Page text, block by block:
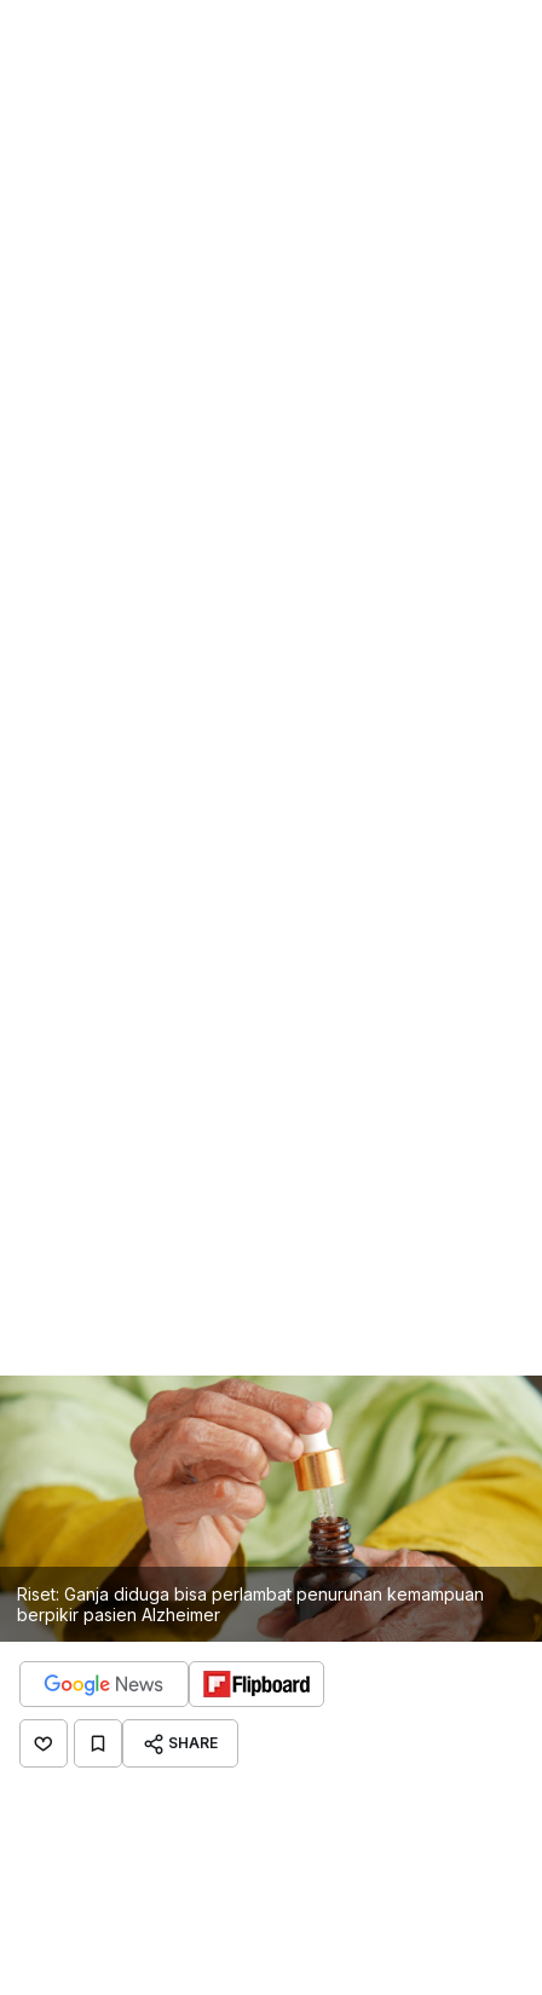
Riset: Ganja diduga bisa perlambat penurunan kemampuan
berpikir pasien Alzheimer
SHARE